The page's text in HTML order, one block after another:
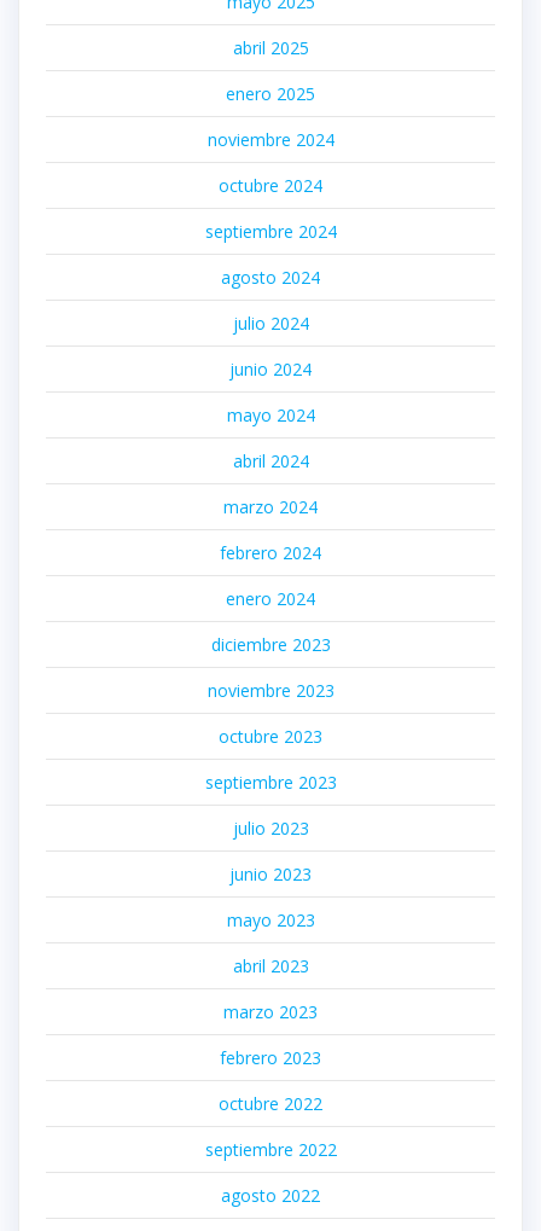
abril 2025
enero 2025
noviembre 2024
octubre 2024
septiembre 2024
agosto 2024
julio 2024
junio 2024
mayo 2024
abril 2024
marzo 2024
febrero 2024
enero 2024
diciembre 2023
noviembre 2023
octubre 2023
septiembre 2023
julio 2023
junio 2023
mayo 2023
abril 2023
marzo 2023
febrero 2023
octubre 2022
septiembre 2022
agosto 2022